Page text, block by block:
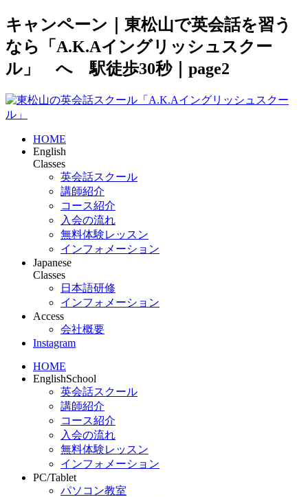
キャンペーン｜東松山で英会話を習う
なら「A.K.Aイングリッシュスクー
ル」 へ 駅徒歩30秒｜page2
HOME
English
Classes
英会話スクール
講師紹介
コース紹介
入会の流れ
無料体験レッスン
インフォメーション
Japanese
Classes
日本語研修
インフォメーション
Access
会社概要
Instagram
HOME
EnglishSchool
英会話スクール
講師紹介
コース紹介
入会の流れ
無料体験レッスン
インフォメーション
PC/Tablet
パソコン教室